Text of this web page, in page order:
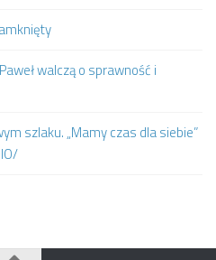
walczą o sprawność i
szlaku. „Mamy czas dla siebie”